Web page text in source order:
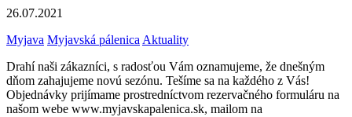
26.07.2021
Myjava Myjavská pálenica Aktuality
Drahí naši zákazníci, s radosťou Vám oznamujeme, že dnešným
dňom zahajujeme novú sezónu. Tešíme sa na každého z Vás!
Objednávky prijímame prostredníctvom rezervačného formuláru na
našom webe www.myjavskapalenica.sk, mailom na